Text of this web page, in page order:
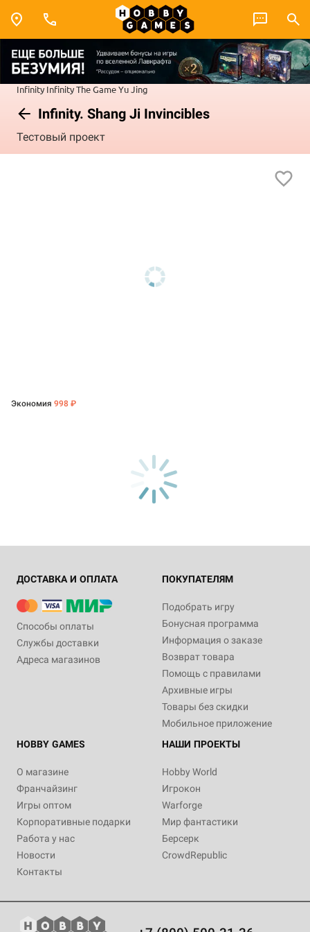
Infinity Infinity The GameYu Jing
Infinity. Shang Ji Invincibles
Тестовый проект
Экономия 998 ₽
ДОСТАВКА И ОПЛАТА
Способы оплаты
Службы доставки
Адреса магазинов
ПОКУПАТЕЛЯМ
Подобрать игру
Бонусная программа
Информация о заказе
Возврат товара
Помощь с правилами
Архивные игры
Товары без скидки
Мобильное приложение
HOBBY GAMES
О магазине
Франчайзинг
Игры оптом
Корпоративные подарки
Работа у нас
Новости
Контакты
НАШИ ПРОЕКТЫ
Hobby World
Игрокон
Warforge
Мир фантастики
Берсерк
CrowdRepublic